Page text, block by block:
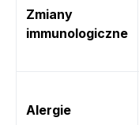
Zmiany
immunologiczne
Alergie